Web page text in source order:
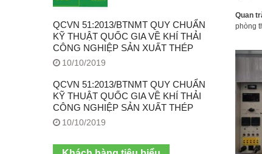
Quan
phòng
QCVN 51:2013/BTNMT QUY CHUẨN
KỸ THUẬT QUỐC GIA VỀ KHÍ THẢI
CÔNG NGHIỆP SẢN XUẤT THÉP
10/10/2019
QCVN 51:2013/BTNMT QUY CHUẨN
KỸ THUẬT QUỐC GIA VỀ KHÍ THẢI
CÔNG NGHIỆP SẢN XUẤT THÉP
10/10/2019